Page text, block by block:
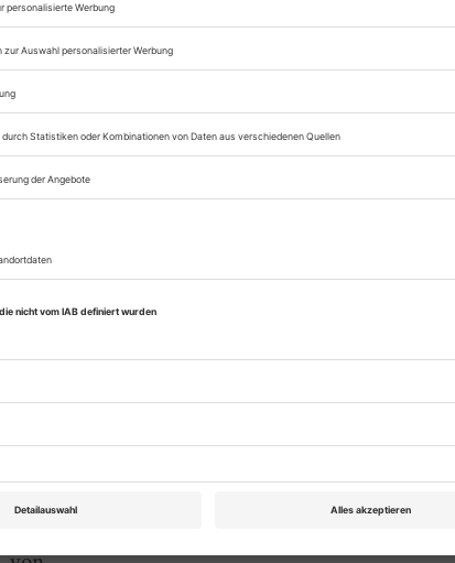
Sie können alle Vorteile
BTR Ausgabe 6 2024